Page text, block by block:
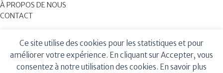
À PROPOS DE NOUS
CONTACT
MON COMPTE
MOT DE PASSE PERDU
Ce site utilise des cookies pour les statistiques et pour
améliorer votre expérience. En cliquant sur Accepter, vous
consentez à notre utilisation des cookies. En savoir plus